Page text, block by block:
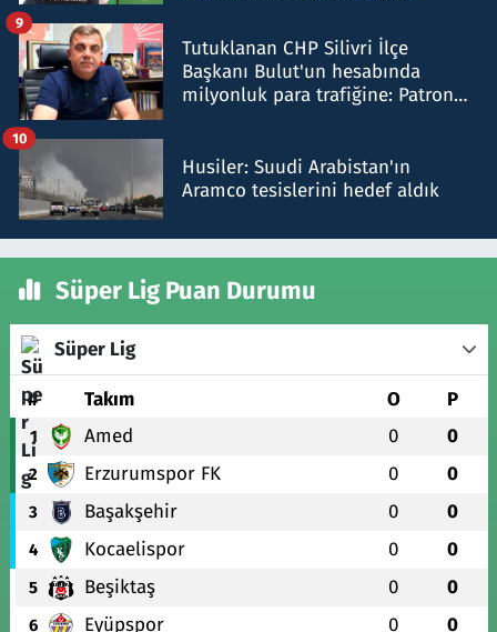
Tutuklanan CHP Silivri İlçe
Başkanı Bulut'un hesabında
milyonluk para trafiğine: Patron
9
Husiler: Suudi Arabistan'ın
Aramco tesislerini hedef aldık
10
Süper Lig Puan Durumu
Süper Lig
# Takım O P
1 Amed 0 0
2 Erzurumspor FK 0 0
3 Başakşehir 0 0
4 Kocaelispor 0 0
5 Beşiktaş 0 0
6 Eyüpspor 0 0